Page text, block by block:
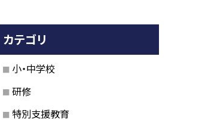
カテゴリ
小・中学校
研修
特別支援教育